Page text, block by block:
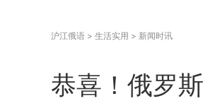
沪江俄语 > 生活实用 > 新闻时讯
恭喜！俄罗